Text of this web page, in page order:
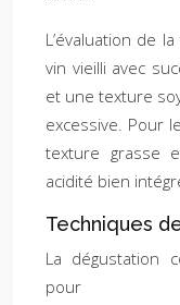
L’évaluation de
vin vieilli avec
et une texture
excessive. Pour
texture grasse
acidité bien
Techniques
La dégustation
pour